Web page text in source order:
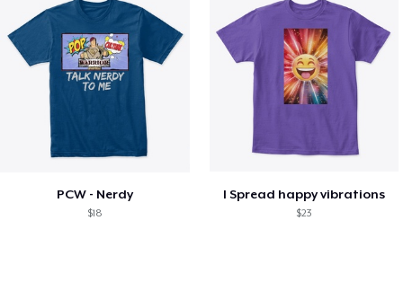
PCW - Nerdy
$18
I Spread happy vibrations
$23